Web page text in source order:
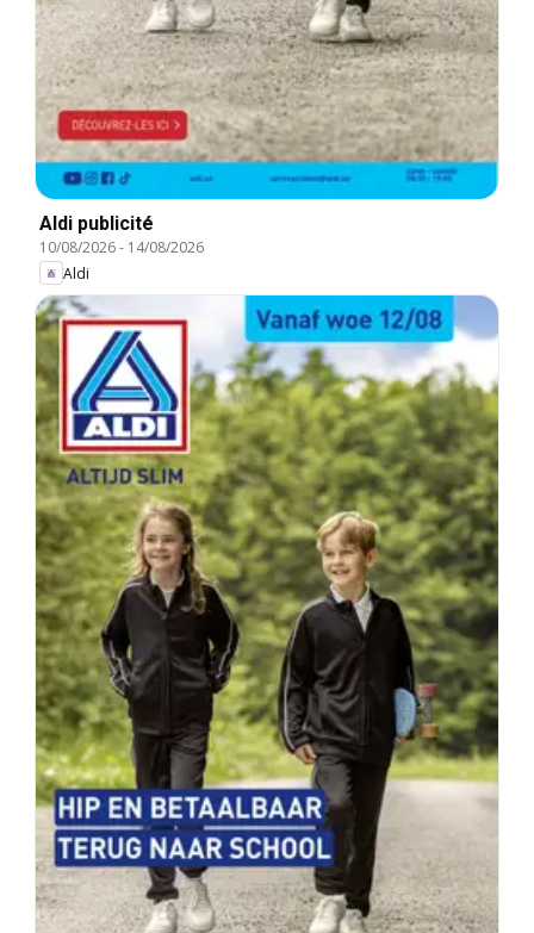
Aldi publicité
10/08/2026- 14/08/2026
Aldi